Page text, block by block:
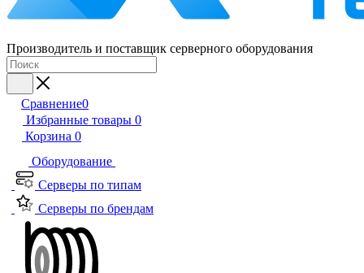
Производитель и поставщик серверного оборудования
Сравнение0
Избранные товары 0
Корзина 0
Оборудование
Серверы по типам
Серверы по брендам